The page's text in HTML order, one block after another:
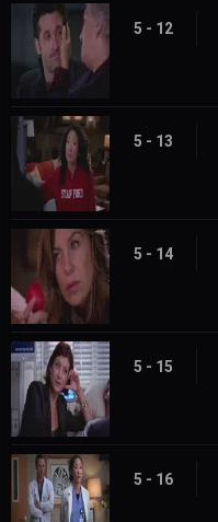
5 - 12
5 - 13
5 - 14
5 - 15
5 - 16